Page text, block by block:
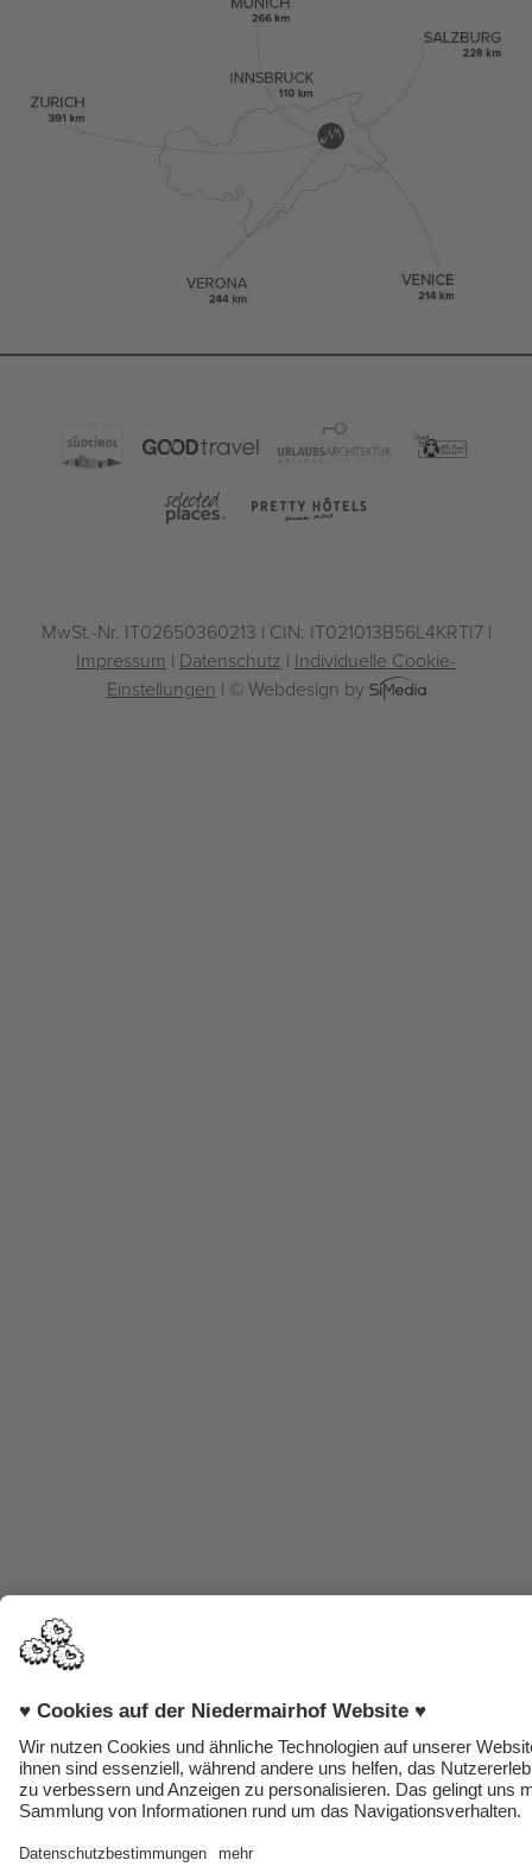
MwSt.-Nr. IT02650360213 | CIN: IT021013B56L4KRTI7 |
Impressum | Datenschutz | Individuelle Cookie-
Einstellungen | © Webdesign by